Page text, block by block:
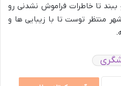
تا خاطرات فراموش نشدنی رو
منتظر توست تا با زیبایی ها و